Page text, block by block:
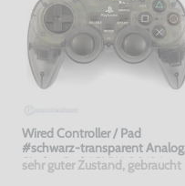
Wired Controller / Pad
#schwarz-transparent Analog
Sindou Pad / SLPH 00124
[Hori]
sehr guter Zustand, gebraucht